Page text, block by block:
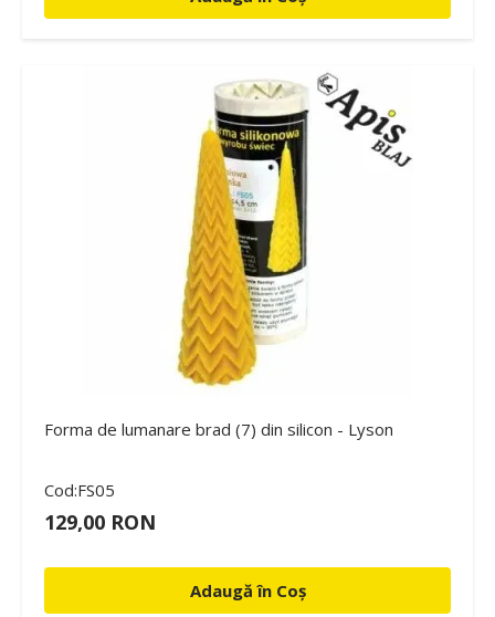
Forma de lumanare brad (7) din silicon - Lyson
Cod:FS05
129,00 RON
Adaugă în Coș